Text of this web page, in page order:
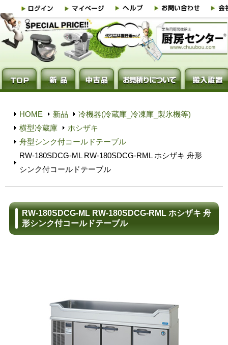
HOME 新品
冷機器(冷蔵庫_冷凍庫_製氷機等)
横型冷蔵庫
ホシザキ
舟型シンク付コールドテーブル
RW-180SDCG-ML RW-180SDCG-RML ホシザキ 舟形
シンク付コールドテーブル
RW-180SDCG-ML RW-180SDCG-RML ホシザキ 舟
形シンク付コールドテーブル